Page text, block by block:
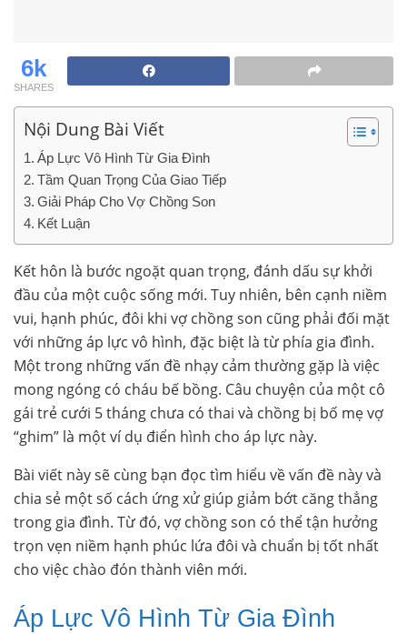
6k
SHARES
Nội Dung Bài Viết
Áp Lực Vô Hình Từ Gia Đình
Tầm Quan Trọng Của Giao Tiếp
Giải Pháp Cho Vợ Chồng Son
Kết Luận
Kết hôn là bước ngoặt quan trọng, đánh dấu sự khởi
đầu của một cuộc sống mới. Tuy nhiên, bên cạnh niềm
vui, hạnh phúc, đôi khi vợ chồng son cũng phải đối mặt
với những áp lực vô hình, đặc biệt là từ phía gia đình.
Một trong những vấn đề nhạy cảm thường gặp là việc
mong ngóng có cháu bế bồng. Câu chuyện của một cô
gái trẻ cưới 5 tháng chưa có thai và chồng bị bố mẹ vợ
“ghim” là một ví dụ điển hình cho áp lực này.
Bài viết này sẽ cùng bạn đọc tìm hiểu về vấn đề này và
chia sẻ một số cách ứng xử giúp giảm bớt căng thẳng
trong gia đình. Từ đó, vợ chồng son có thể tận hưởng
trọn vẹn niềm hạnh phúc lứa đôi và chuẩn bị tốt nhất
cho việc chào đón thành viên mới.
Áp Lực Vô Hình Từ Gia Đình